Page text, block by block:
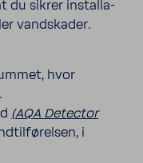
du sikrer instal­la­
vand­skader.
hvor
(AQA Detector
i